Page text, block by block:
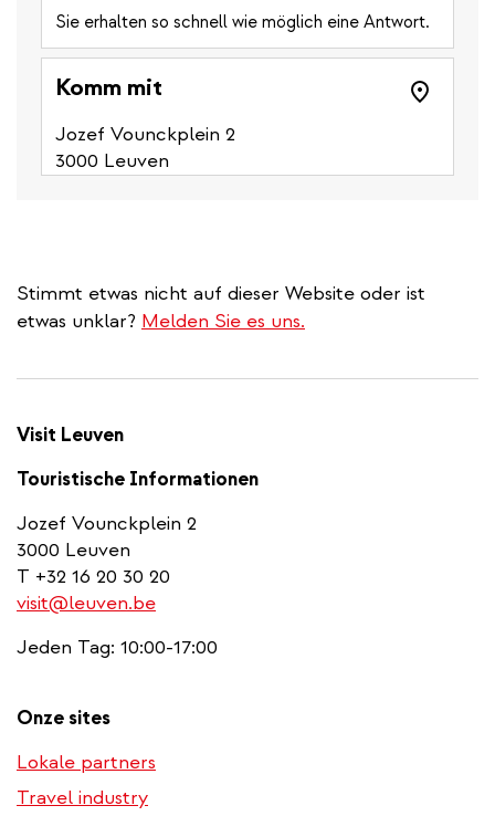
Sie erhalten so schnell wie möglich eine Antwort.
Komm mit
Jozef Vounckplein 2
3000 Leuven
Stimmt etwas nicht auf dieser Website oder ist
etwas unklar? Melden Sie es uns.
Visit Leuven
Touristische Informationen
Jozef Vounckplein 2
3000 Leuven
T +32 16 20 30 20
visit@leuven.be
Jeden Tag: 10:00-17:00
Onze sites
Lokale partners
Travel industry